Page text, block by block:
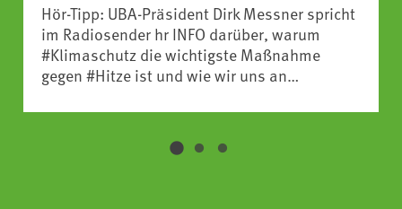
Hör-Tipp: UBA-Präsident Dirk Messner spricht
im Radiosender hr INFO darüber, warum
#Klimaschutz die wichtigste Maßnahme
gegen #Hitze ist und wie wir uns an
https://www.ardsounds.de/episode/